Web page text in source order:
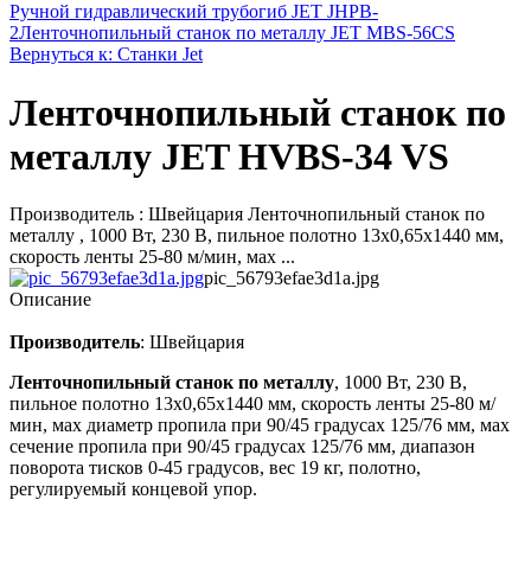
Ручной гидравлический трубогиб JET JHPB-
2Ленточнопильный станок по металлу JET MBS-56CS
Вернуться к: Станки Jet
Ленточнопильный станок по
металлу JET HVBS-34 VS
Производитель : Швейцария Ленточнопильный станок по
металлу , 1000 Вт, 230 В, пильное полотно 13х0,65х1440 мм,
скорость ленты 25-80 м/мин, мах ...
pic_56793efae3d1a.jpg
Описание
Производитель: Швейцария
Ленточнопильный станок по металлу, 1000 Вт, 230 В,
пильное полотно 13х0,65х1440 мм, скорость ленты 25-80 м/
мин, мах диаметр пропила при 90/45 градусах 125/76 мм, мах
сечение пропила при 90/45 градусах 125/76 мм, диапазон
поворота тисков 0-45 градусов, вес 19 кг, полотно,
регулируемый концевой упор.